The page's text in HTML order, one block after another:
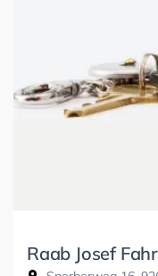
Raab Josef